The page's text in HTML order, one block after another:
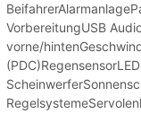
VorbereitungUSB
vorne/